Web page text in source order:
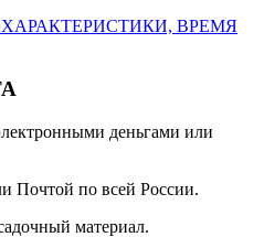
ВРЕМЯ
деньгами или
Почтой по всей России.
материал.